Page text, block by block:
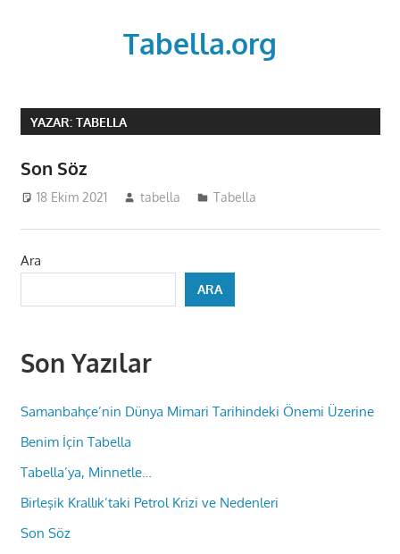
Tabella.org
YAZAR: TABELLA
Son Söz
18 Ekim 2021 tabella Tabella
Ara
ARA
Son Yazılar
Samanbahçe’nin Dünya Mimari Tarihindeki Önemi Üzerine
Benim İçin Tabella
Tabella’ya, Minnetle…
Birleşik Krallık’taki Petrol Krizi ve Nedenleri
Son Söz